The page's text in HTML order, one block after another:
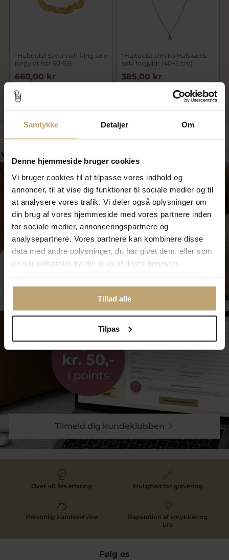
Samtykke Detaljer Om
Denne hjemmeside bruger cookies
Vi bruger cookies til at tilpasse vores indhold og
annoncer, til at vise dig funktioner til sociale medier og til
at analysere vores trafik. Vi deler også oplysninger om
din brug af vores hjemmeside med vores partnere inden
for sociale medier, annonceringspartnere og
analysepartnere. Vores partnere kan kombinere disse
data med andre oplysninger, du har givet dem, eller som
de har indsamlet fra din brug af deres tjenester.
Tillad alle
Tilpas
*Hultquist Savannah Ring sølv
forgyldt (str 50-55)
660,00 kr
*Hultquist Umiko Halskæde
sølv forgyldt (40+5 cm)
385,00 kr
Måske er det her relevant for dig?
Tilmeld dig kundeklubben
Over 40 års erfaring Mulighed for gravering
Personlig kundeservice
Reparation af smykker og
ure
Følg os